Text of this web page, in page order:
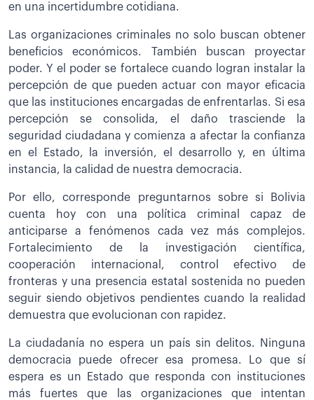
en una incertidumbre cotidiana.
Las organizaciones criminales no solo buscan obtener
beneficios económicos. También buscan proyectar
poder. Y el poder se fortalece cuando logran instalar la
percepción de que pueden actuar con mayor eficacia
que las instituciones encargadas de enfrentarlas. Si esa
percepción se consolida, el daño trasciende la
seguridad ciudadana y comienza a afectar la confianza
en el Estado, la inversión, el desarrollo y, en última
instancia, la calidad de nuestra democracia.
Por ello, corresponde preguntarnos sobre si Bolivia
cuenta hoy con una política criminal capaz de
anticiparse a fenómenos cada vez más complejos.
Fortalecimiento de la investigación científica,
cooperación internacional, control efectivo de
fronteras y una presencia estatal sostenida no pueden
seguir siendo objetivos pendientes cuando la realidad
demuestra que evolucionan con rapidez.
La ciudadanía no espera un país sin delitos. Ninguna
democracia puede ofrecer esa promesa. Lo que sí
espera es un Estado que responda con instituciones
más fuertes que las organizaciones que intentan